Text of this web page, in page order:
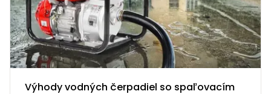
Výhody vodných čerpadiel so spaľovacím